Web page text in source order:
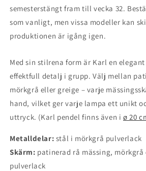
semesterstängt fram till vecka 32.
som vanligt, men vissa modeller kan
produktionen är igång igen.
Med sin stilrena form är Karl en
effektfull detalj i grupp. Välj mellan
mörkgrå eller greige – varje
hand, vilket ger varje lampa ett unikt
uttryck. (Karl pendel finns även iø 20
Metalldelar: stål i mörkgrå pulverlack
Skärm: patinerad rå mässing, mörkgrå
pulverlack